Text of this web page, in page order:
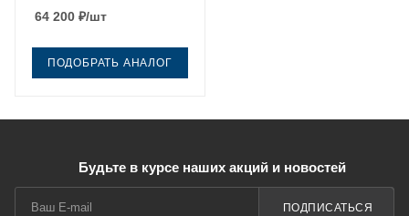
профиль хром без поддона
64 200 ₽/шт
ПОДОБРАТЬ АНАЛОГ
Будьте в курсе наших акций и новостей
ПОДПИСАТЬСЯ